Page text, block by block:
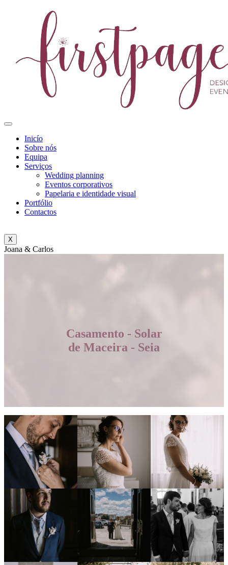
Inicío
Sobre nós
Equipa
Serviços
Wedding planning
Eventos corporativos
Papelaria e identidade visual
Portfólio
Contactos
X
Joana & Carlos
Casamento - Solar
de Maceira - Seia